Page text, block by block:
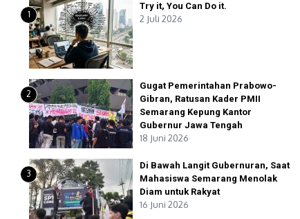
1
Try it, You Can Do it.
2 Juli 2026
2
Gugat Pemerintahan Prabowo-
Gibran, Ratusan Kader PMII
Semarang Kepung Kantor
Gubernur Jawa Tengah
18 Juni 2026
3
Di Bawah Langit Gubernuran, Saat
Mahasiswa Semarang Menolak
Diam untuk Rakyat
16 Juni 2026